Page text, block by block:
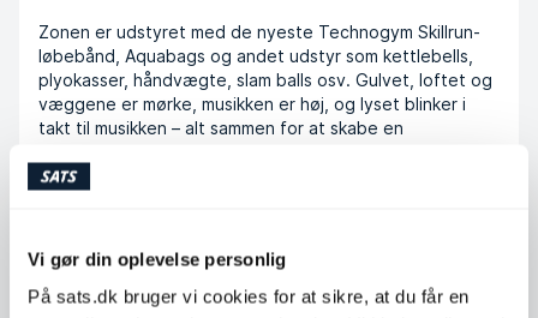
Vi gør din oplevelse personlig
På sats.dk bruger vi cookies for at sikre, at du får en
Zonen er udstyret med de nyeste Technogym Skillrun-
løbebånd, Aquabags og andet udstyr som kettlebells,
plyokasser, håndvægte, slam balls osv. Gulvet, loftet og
væggene er mørke, musikken er høj, og lyset blinker i
takt til musikken – alt sammen for at skabe en
Let's HIIT it! 🔥